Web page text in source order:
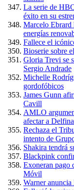
La serie de
éxito en su
Marcelo Ebrard
energías
Fallece el
Bioserie sobre
Gloria Trevi se
Sergio Andrade
Michelle
gordofóbicos
James Gunn
Cavill
AMLO
afectar a
Rechaza el
intento de
Shakira tendrá
Blackpink
Exoneran pago
Móvil
Warner anuncia